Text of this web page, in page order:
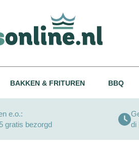
BAKKEN & FRITUREN BBQ
e.o.:
gratis bezorgd
di